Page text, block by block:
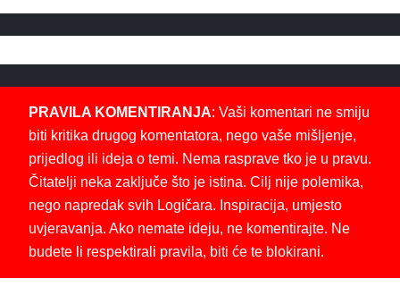
PRAVILA KOMENTIRANJA: Vaši komentari ne smiju
biti kritika drugog komentatora, nego vaše mišljenje,
prijedlog ili ideja o temi. Nema rasprave tko je u pravu.
Čitatelji neka zaključe što je istina. Cilj nije polemika,
nego napredak svih Logičara. Inspiracija, umjesto
uvjeravanja. Ako nemate ideju, ne komentirajte. Ne
budete li respektirali pravila, biti će te blokirani.